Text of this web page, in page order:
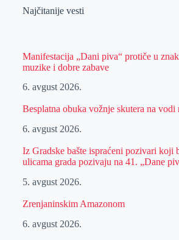
Najčitanije vesti
Manifestacija „Dani piva“ protiče u
muzike i dobre zabave
6. avgust 2026.
Besplatna obuka vožnje skutera na vodi
6. avgust 2026.
Iz Gradske bašte ispraćeni pozivari koji
ulicama grada pozivaju na 41. „Dane
5. avgust 2026.
Zrenjaninskim Amazonom
6. avgust 2026.